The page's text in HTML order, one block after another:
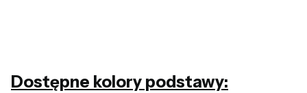
Dostępne kolory podstawy: